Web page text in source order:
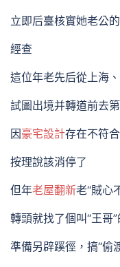
立即后臺核實她老公
經查
這位年老先后從上海
試圖出境并轉道前去
因豪宅設計存在不符
按理說該消停了
但年老屋翻新老“賊心
轉頭就找了個叫“王哥”
準備另辟蹊徑，搞“偷